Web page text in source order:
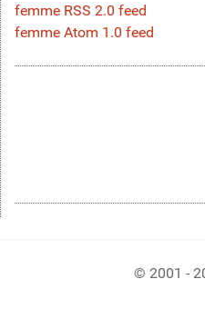
femme RSS 2.0 feed
femme Atom 1.0 feed
© 2001 -